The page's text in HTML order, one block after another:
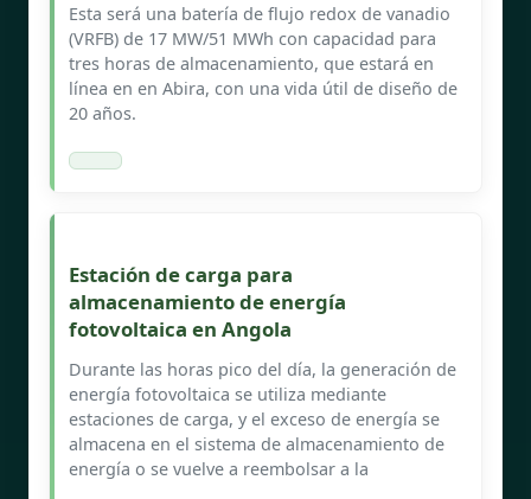
Esta será una batería de flujo redox de vanadio
(VRFB) de 17 MW/51 MWh con capacidad para
tres horas de almacenamiento, que estará en
línea en en Abira, con una vida útil de diseño de
20 años.
Estación de carga para
almacenamiento de energía
fotovoltaica en Angola
Durante las horas pico del día, la generación de
energía fotovoltaica se utiliza mediante
estaciones de carga, y el exceso de energía se
almacena en el sistema de almacenamiento de
energía o se vuelve a reembolsar a la